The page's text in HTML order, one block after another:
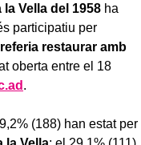
la Vella del 1958 ha
participatiu per
restaurar amb
oberta entre el 18
.
(188) han estat per